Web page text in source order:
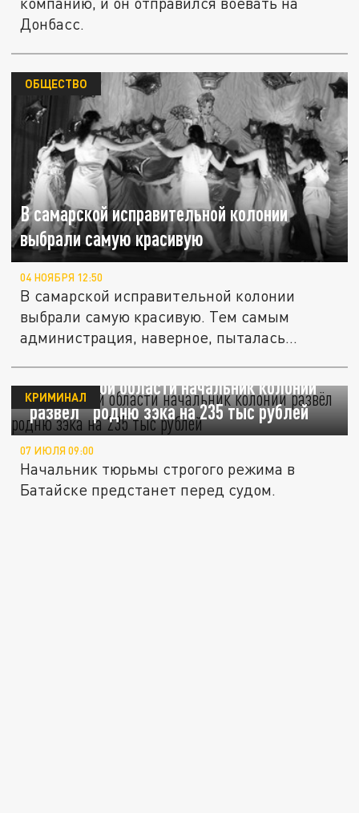
Донбасс.
В самарской исправительной колонии
выбрали самую красивую
ОБЩЕСТВО
04 НОЯБРЯ 12:50
В самарской исправительной колонии
выбрали самую красивую. Тем самым
администрация, наверное, пыталась...
В Ростовской области начальник колонии
"развёл" родню зэка на 235 тыс рублей
КРИМИНАЛ
07 ИЮЛЯ 09:00
Начальник тюрьмы строгого режима в
Батайске предстанет перед судом.